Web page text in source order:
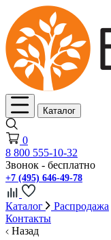
Каталог
0
8 800 555-10-32
Звонок - бесплатно
+7 (495) 646-49-78
Каталог Распродажа
Контакты
Назад